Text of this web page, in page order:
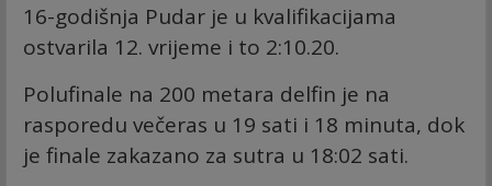
16-godišnja Pudar je u kvalifikacijama
ostvarila 12. vrijeme i to 2:10.20.
Polufinale na 200 metara delfin je na
rasporedu večeras u 19 sati i 18 minuta, dok
je finale zakazano za sutra u 18:02 sati.